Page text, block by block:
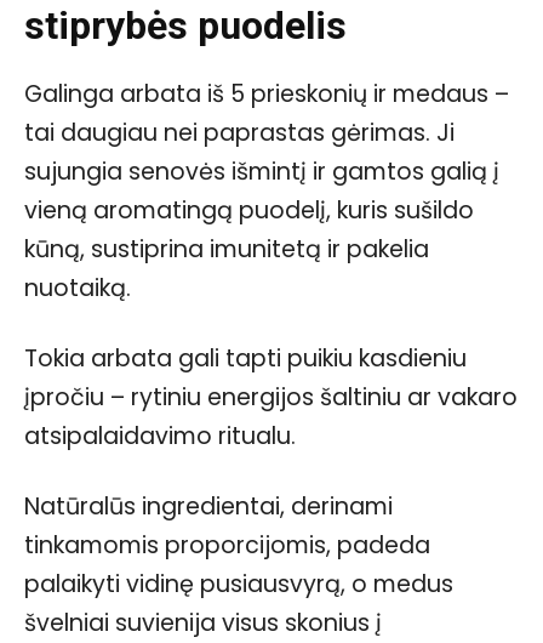
stiprybės puodelis
Galinga arbata iš 5 prieskonių ir medaus –
tai daugiau nei paprastas gėrimas. Ji
sujungia senovės išmintį ir gamtos galią į
vieną aromatingą puodelį, kuris sušildo
kūną, sustiprina imunitetą ir pakelia
nuotaiką.
Tokia arbata gali tapti puikiu kasdieniu
įpročiu – rytiniu energijos šaltiniu ar vakaro
atsipalaidavimo ritualu.
Natūralūs ingredientai, derinami
tinkamomis proporcijomis, padeda
palaikyti vidinę pusiausvyrą, o medus
švelniai suvienija visus skonius į